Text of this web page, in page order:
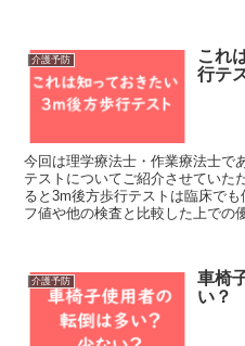
介護予防
これ
行テ
今回は理学療法士・作業療法士で
テストについてご紹介させていた
ると3m後方歩行テストは臨床で
フ値や他の検査と比較した上での
介護予防
車椅
い？